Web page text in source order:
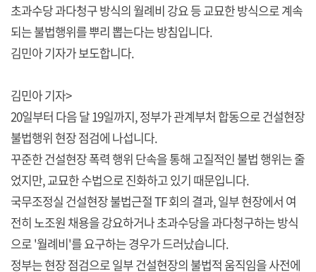
초과수당 과다청구 방식의 월례비 강요 등 교묘한 방식으로 계속
되는 불법행위를 뿌리 뽑는다는 방침입니다.
김민아 기자가 보도합니다.
김민아 기자>
20일부터 다음 달 19일까지, 정부가 관계부처 합동으로 건설현장
불법행위 현장 점검에 나섭니다.
꾸준한 건설현장 폭력 행위 단속을 통해 고질적인 불법 행위는 줄
었지만, 교묘한 수법으로 진화하고 있기 때문입니다.
국무조정실 건설현장 불법근절 TF 회의 결과, 일부 현장에서 여
전히 노조원 채용을 강요하거나 초과수당을 과다청구하는 방식
으로 '월례비'를 요구하는 경우가 드러났습니다.
정부는 현장 점검으로 일부 건설현장의 불법적 움직임을 사전에